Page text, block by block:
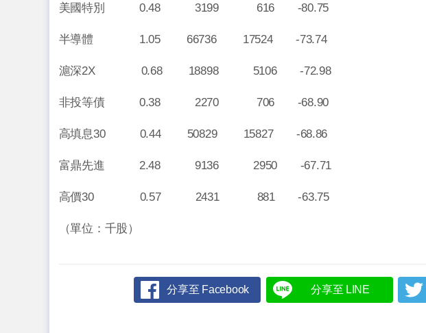
美國特別 0.48 3199 616 -80.75
半導體 1.05 66736 17524 -73.74
滬深2X 0.68 18898 5106 -72.98
非投等債 0.38 2270 706 -68.90
高填息30 0.44 50829 15827 -68.86
富鼎先進 2.48 9136 2950 -67.71
高價30 0.57 2431 881 -63.75
（單位：千股）
分享至 Facebook 分享至 LINE